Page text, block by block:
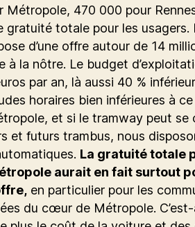
Métropole, 470 000 pour
gratuité totale pour les usagers.
d’une offre autour de 14
à la nôtre. Le budget
par an, là aussi 40 %
horaires bien inférieures à
et si le tramway peut se
et futurs trambus, nous
La gratuité totale
aurait en fait surtout
en particulier pour les
du cœur de Métropole.